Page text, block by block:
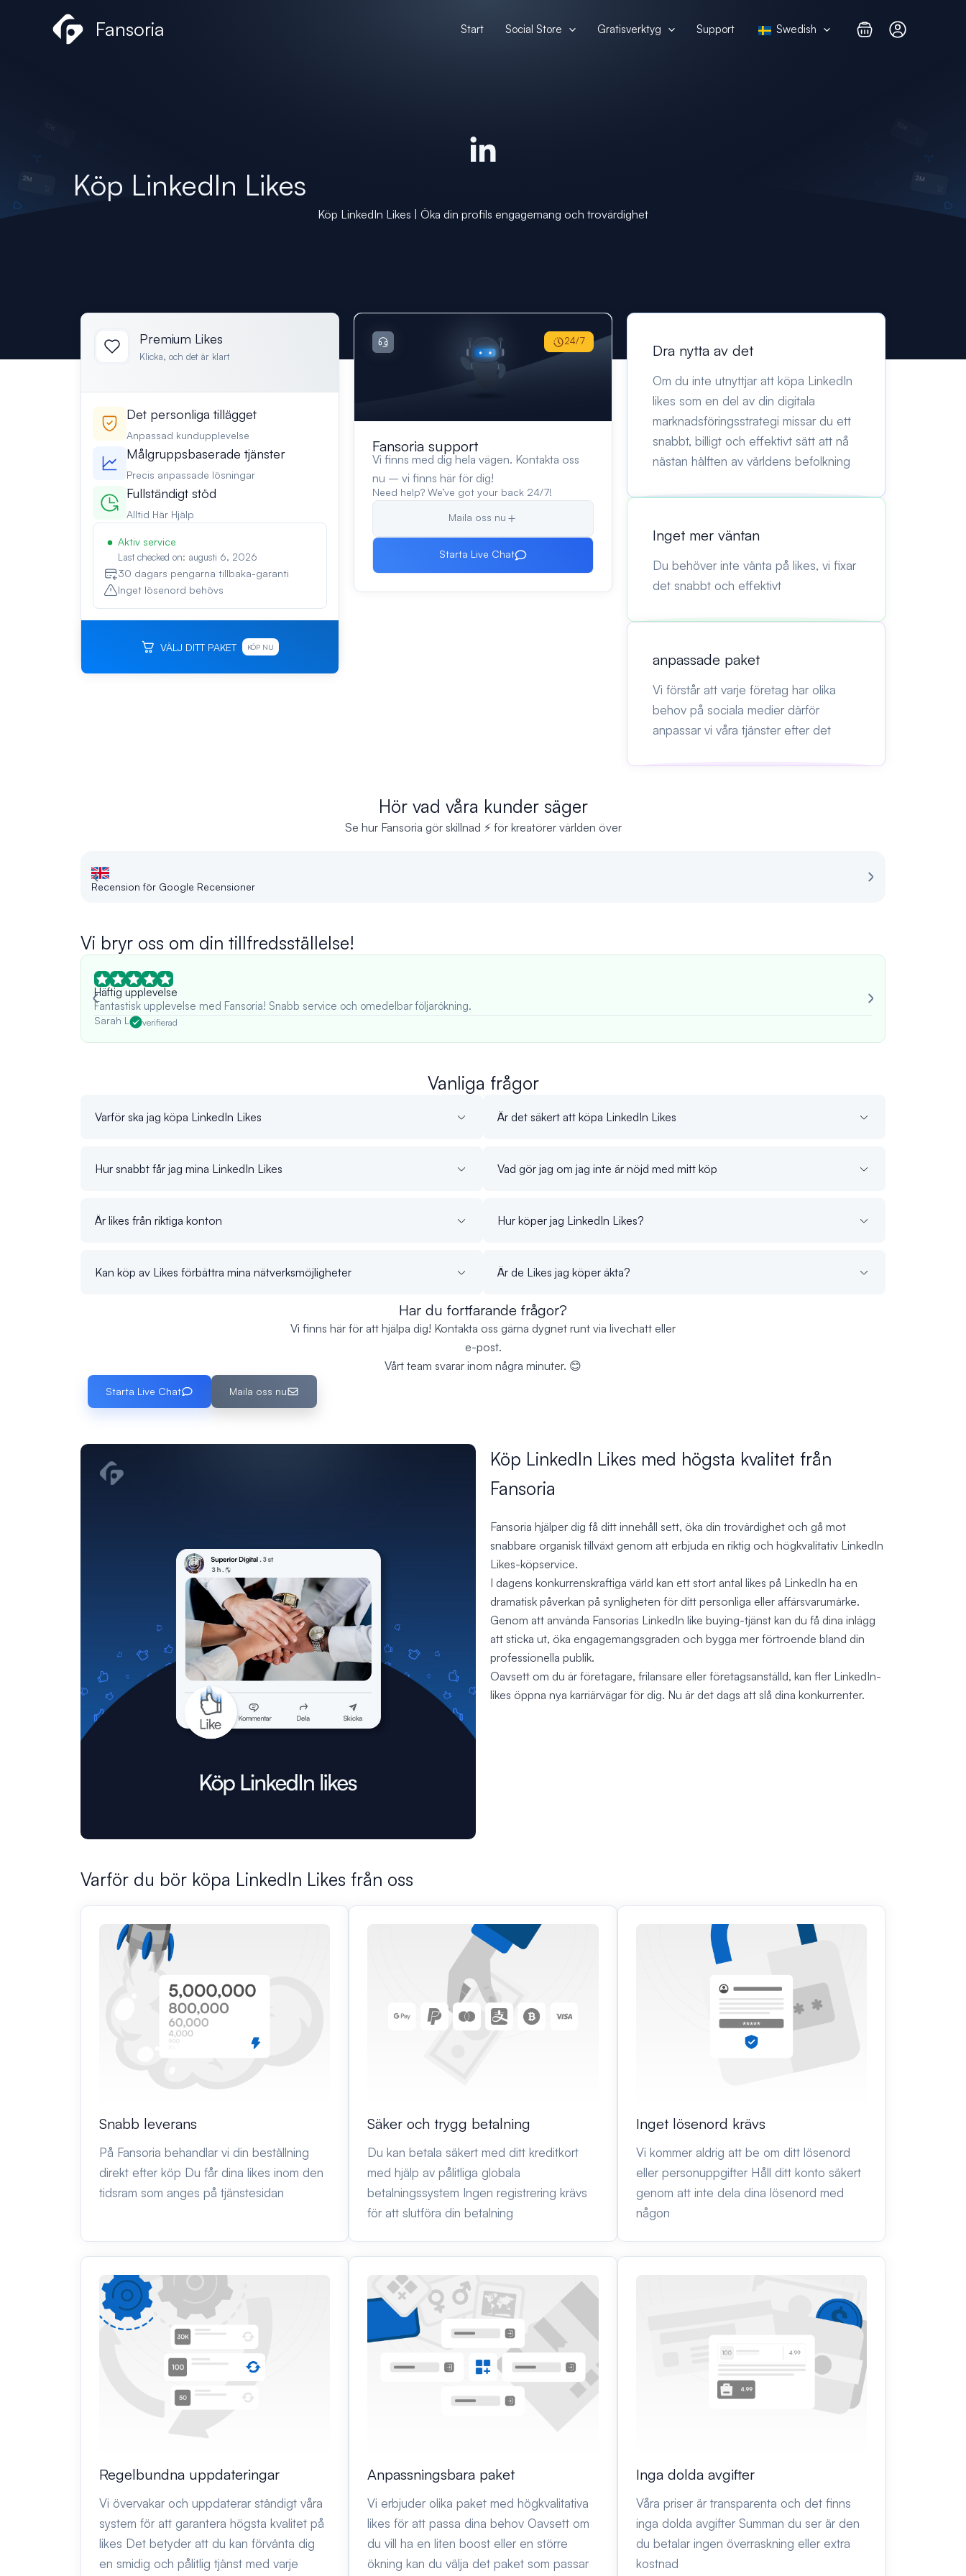
Fansoria Start Social Store Gratisverktyg Support Swedish
Köp LinkedIn Likes
Köp LinkedIn Likes | Öka din profils engagemang och trovärdighet
Premium Likes
Klicka, och det är klart
Det personliga tillägget
Anpassad kundupplevelse
Målgruppsbaserade tjänster
Precis anpassade lösningar
Fullständigt stöd
Alltid Här Hjälp
Aktiv service
Last checked on: augusti 6, 2026
30 dagars pengarna tillbaka-garanti
Inget lösenord behövs
VÄLJ DITT PAKET KÖP NU
Fansoria support
Vi finns med dig hela vägen. Kontakta oss
nu – vi finns här för dig!
Need help? We’ve got your back 24/7!
Maila oss nu
Starta Live Chat
24/7
Dra nytta av det
Om du inte utnyttjar att köpa LinkedIn
likes som en del av din digitala
marknadsföringsstrategi missar du ett
snabbt, billigt och effektivt sätt att nå
nästan hälften av världens befolkning
Inget mer väntan
Du behöver inte vänta på likes, vi fixar
det snabbt och effektivt
anpassade paket
Vi förstår att varje företag har olika
behov på sociala medier därför
anpassar vi våra tjänster efter det
Hör vad våra kunder säger
Se hur Fansoria gör skillnad ⚡ för kreatörer världen över
Recension för Google Recensioner
Vi bryr oss om din tillfredsställelse!
Häftig upplevelse
Fantastisk upplevelse med Fansoria! Snabb service och omedelbar följarökning.
Sarah L verifierad
Vanliga frågor
Varför ska jag köpa LinkedIn Likes
Hur snabbt får jag mina LinkedIn Likes
Är likes från riktiga konton
Kan köp av Likes förbättra mina nätverksmöjligheter
Är det säkert att köpa LinkedIn Likes
Vad gör jag om jag inte är nöjd med mitt köp
Hur köper jag LinkedIn Likes?
Är de Likes jag köper äkta?
Har du fortfarande frågor?
Vi finns här för att hjälpa dig! Kontakta oss gärna dygnet runt via livechatt eller
e-post.
Vårt team svarar inom några minuter. 😊
Starta Live Chat Maila oss nu
Köp LinkedIn Likes med högsta kvalitet från
Fansoria
Fansoria hjälper dig få ditt innehåll sett, öka din trovärdighet och gå mot
snabbare organisk tillväxt genom att erbjuda en riktig och högkvalitativ LinkedIn
Likes-köpservice.
I dagens konkurrenskraftiga värld kan ett stort antal likes på LinkedIn ha en
dramatisk påverkan på synligheten för ditt personliga eller affärsvarumärke.
Genom att använda Fansorias LinkedIn like buying-tjänst kan du få dina inlägg
att sticka ut, öka engagemangsgraden och bygga mer förtroende bland din
professionella publik.
Oavsett om du är företagare, frilansare eller företagsanställd, kan fler LinkedIn-
likes öppna nya karriärvägar för dig. Nu är det dags att slå dina konkurrenter.
Varför du bör köpa LinkedIn Likes från oss
Snabb leverans
På Fansoria behandlar vi din beställning
direkt efter köp Du får dina likes inom den
tidsram som anges på tjänstesidan
Säker och trygg betalning
Du kan betala säkert med ditt kreditkort
med hjälp av pålitliga globala
betalningssystem Ingen registrering krävs
för att slutföra din betalning
Inget lösenord krävs
Vi kommer aldrig att be om ditt lösenord
eller personuppgifter Håll ditt konto säkert
genom att inte dela dina lösenord med
någon
Regelbundna uppdateringar
Vi övervakar och uppdaterar ständigt våra
system för att garantera högsta kvalitet på
likes Det betyder att du kan förvänta dig
en smidig och pålitlig tjänst med varje
Anpassningsbara paket
Vi erbjuder olika paket med högkvalitativa
likes för att passa dina behov Oavsett om
du vill ha en liten boost eller en större
ökning kan du välja det paket som passar
Inga dolda avgifter
Våra priser är transparenta och det finns
inga dolda avgifter Summan du ser är den
du betalar ingen överraskning eller extra
kostnad